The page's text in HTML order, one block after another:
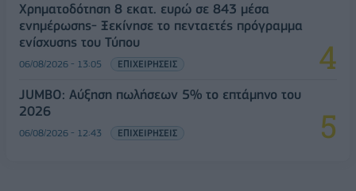
Χρηματοδότηση 8 εκατ. ευρώ σε 843 μέσα
ενημέρωσης- Ξεκίνησε το πενταετές πρόγραμμα
ενίσχυσης του Τύπου
06/08/2026 - 13:05 ΕΠΙΧΕΙΡΗΣΕΙΣ
JUMBO: Αύξηση πωλήσεων 5% το επτάμηνο του
2026
06/08/2026 - 12:43 ΕΠΙΧΕΙΡΗΣΕΙΣ